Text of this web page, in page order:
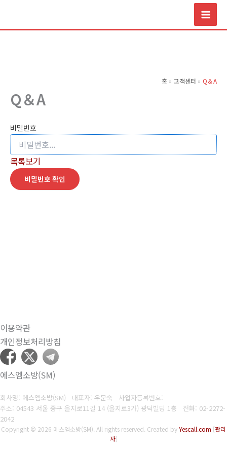
츠
홈 고객센터 Q＆A
Q＆A
비밀번호
목록보기
비밀번호 확인
이용약관
개인정보처리방침
에스엠소방(SM)
회사명: 에스엠소방(SM) 대표자: 우문숙 사업자등록번호:
주소: 04543 서울 중구 을지로11길 14 (을지로3가) 광덕빌딩 1층 전화: 02-2272-
2042
Copyright © 2026 에스엠소방(SM). All rights reserved. Created byYescall.com [관리
자]